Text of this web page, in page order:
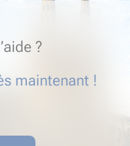
?
maintenant !